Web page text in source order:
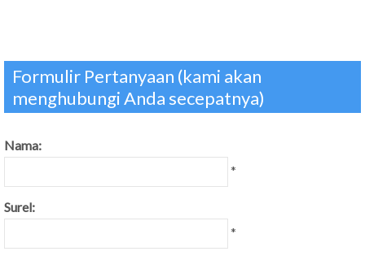
Formulir Pertanyaan (kami akan
menghubungi Anda secepatnya)
Nama:
*
Surel:
*